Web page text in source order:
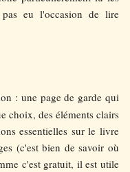
eu l'occasion de lire
: une page de garde qui
choix, des éléments clairs
essentielles sur le livre
(c'est bien de savoir où
c'est gratuit, il est utile